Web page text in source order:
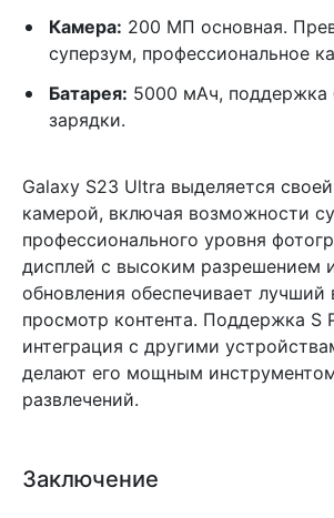
Камера: 200 МП основная.
суперзум, профессиональное
Батарея: 5000 мАч, поддержка
зарядки.
Galaxy S23 Ultra выделяется
камерой, включая возможности
профессионального уровня
дисплей с высоким разрешением
обновления обеспечивает лучший
просмотр контента. Поддержка S
интеграция с другими
делают его мощным
развлечений.
Заключение